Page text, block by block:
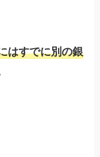
はすでに別の銀